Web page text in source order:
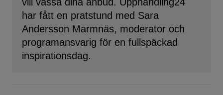
har fått en pratstund med Sara
Andersson Marmnäs, moderator och
programansvarig för en fullspäckad
inspirationsdag.